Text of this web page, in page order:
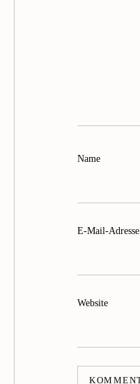
Name
E-Mail-Adresse
Website